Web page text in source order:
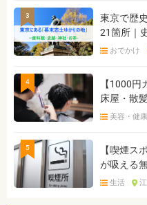
3
東京で歴
21箇所｜
おでかけ
4
【1000
床屋・散
美容・健康
5
【喫煙ス
が吸える
生活